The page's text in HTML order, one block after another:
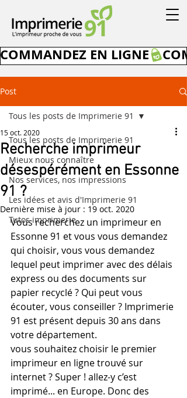
COMMANDEZ EN LIGNE
Post
Tous les posts de Imprimerie 91
Mieux nous connaître
Nos services, nos impressions
Les idées et avis d'Imprimerie 91
Tutos imprimerie
Tous les posts de Imprimerie 91
Recherche imprimeur
désespérément en Essonne
91 ?
15 oct. 2020
Dernière mise à jour : 19 oct. 2020
Vous recherchez un imprimeur en
Essonne 91 et vous vous demandez
qui choisir, vous vous demandez
lequel peut imprimer avec des délais
express ou des documents sur
papier recyclé ? Qui peut vous
écouter, vous conseiller ? Imprimerie
91 est présent depuis 30 ans dans
votre département.
vous souhaitez choisir le premier
imprimeur en ligne trouvé sur
internet ? Super ! allez-y c’est
imprimé... en Europe. Donc des